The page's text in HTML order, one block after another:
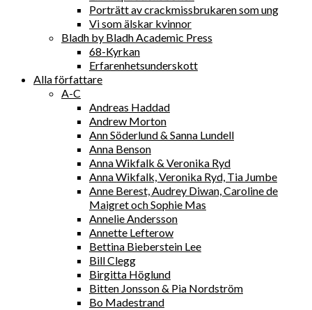
Porträtt av crackmissbrukaren som ung
Vi som älskar kvinnor
Bladh by Bladh Academic Press
68-Kyrkan
Erfarenhetsunderskott
Alla författare
A-C
Andreas Haddad
Andrew Morton
Ann Söderlund & Sanna Lundell
Anna Benson
Anna Wikfalk & Veronika Ryd
Anna Wikfalk, Veronika Ryd, Tia Jumbe
Anne Berest, Audrey Diwan, Caroline de
Maigret och Sophie Mas
Annelie Andersson
Annette Lefterow
Bettina Bieberstein Lee
Bill Clegg
Birgitta Höglund
Bitten Jonsson & Pia Nordström
Bo Madestrand